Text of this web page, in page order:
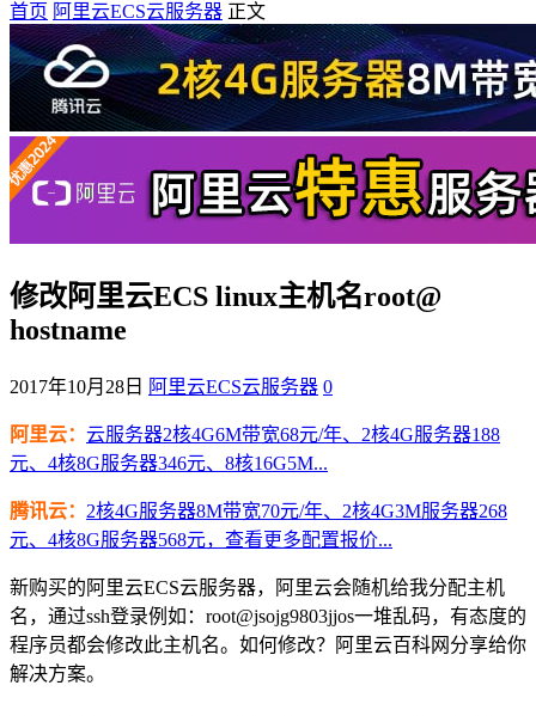
首页 阿里云ECS云服务器 正文
修改阿里云ECS linux主机名root@
hostname
2017年10月28日 阿里云ECS云服务器 0
阿里云： 云服务器2核4G6M带宽68元/年、2核4G服务器188
元、4核8G服务器346元、8核16G5M...
腾讯云： 2核4G服务器8M带宽70元/年、2核4G3M服务器268
元、4核8G服务器568元，查看更多配置报价...
新购买的阿里云ECS云服务器，阿里云会随机给我分配主机
名，通过ssh登录例如：root@jsojg9803jjos一堆乱码，有态度的
程序员都会修改此主机名。如何修改？阿里云百科网分享给你
解决方案。